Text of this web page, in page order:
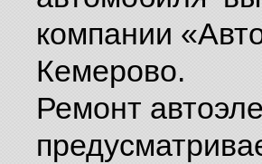
компании
Кемерово.
Ремонт